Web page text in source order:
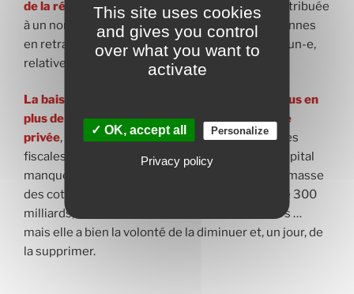
de la régression sociale , la même part de PIB attribuée
à un nombre de plus en plus important de personnes
en retraite, c’est la diminution de la part de chacun-e,
relativement à la part des actifs.
La baisse relative des pensions laisserait de plus en
plus de place au développement de l’assurance
privée, de la capitalisation, qui bénéficient d’aides
fiscales payées par tous les contribuables. Le capital
manque de rapport de forces pour récupérer la masse
des cotisations sociales et des retraites, plus de 300
milliards, et la mettre sur les marchés financiers …
mais elle a bien la volonté de la diminuer et, un jour, de
la supprimer.
This site uses cookies
and gives you control
over what you want to
activate
✓ OK, accept all Personalize
Privacy policy